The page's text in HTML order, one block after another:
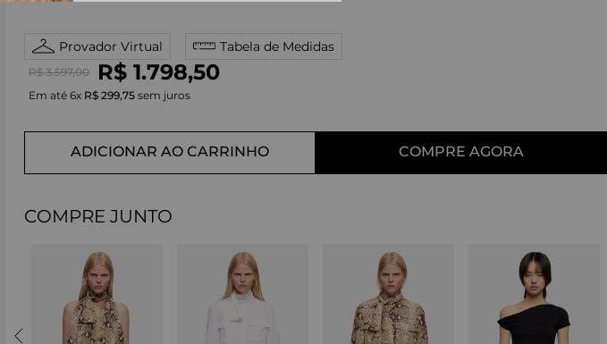
Provador Virtual Tabela de Medidas
R$ 3.597,00 R$ 1.798,50
Em até 6x R$ 299,75 sem juros
ADICIONAR AO CARRINHO COMPRE AGORA
COMPRE JUNTO